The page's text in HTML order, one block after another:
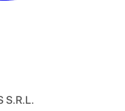
S.R.L.